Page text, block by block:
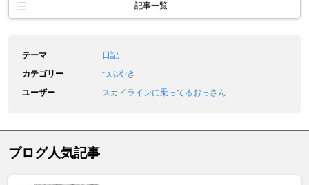
記事一覧
テーマ
日記
カテゴリー
つぶやき
ユーザー
スカイラインに乗ってるおっさん
ブログ人気記事